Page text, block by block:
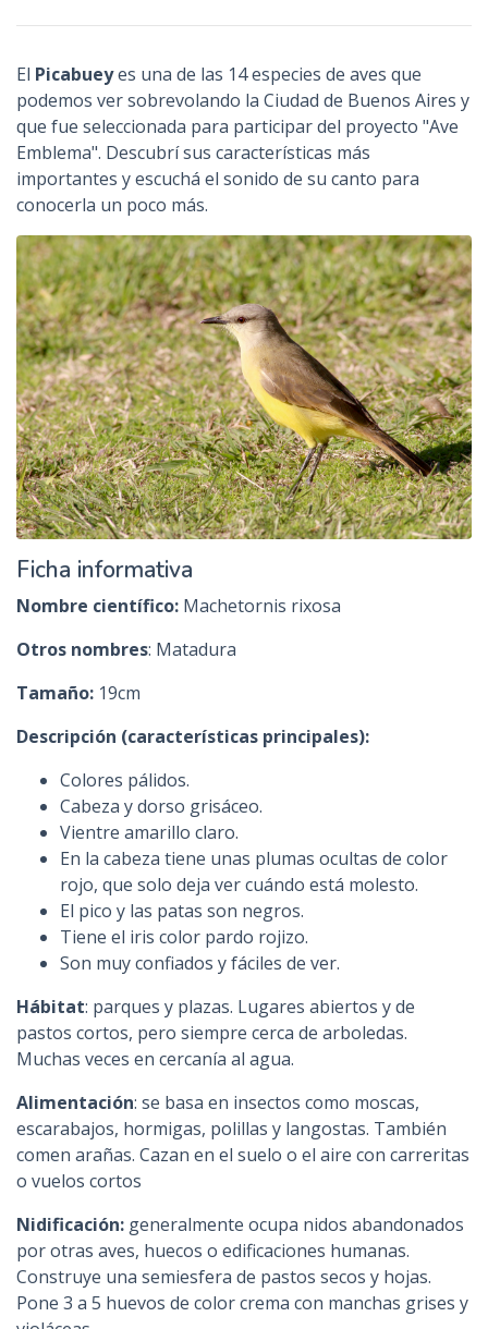
El Picabueyes una de las 14 especies de aves que
podemos ver sobrevolando la Ciudad de Buenos Aires y
que fue seleccionada para participar del proyecto "Ave
Emblema". Descubrí sus características más
importantes y escuchá el sonido de su canto para
conocerla un poco más.
Ficha informativa
Nombre científico: Machetornis rixosa
Otros nombres: Matadura
Tamaño: 19cm
Descripción (características principales):
Colores pálidos.
Cabeza y dorso grisáceo.
Vientre amarillo claro.
En la cabeza tiene unas plumas ocultas de color
rojo, que solo deja ver cuándo está molesto.
El pico y las patas son negros.
Tiene el iris color pardo rojizo.
Son muy confiados y fáciles de ver.
Hábitat: parques y plazas. Lugares abiertos y de
pastos cortos, pero siempre cerca de arboledas.
Muchas veces en cercanía al agua.
Alimentación: se basa en insectos como moscas,
escarabajos, hormigas, polillas y langostas. También
comen arañas. Cazan en el suelo o el aire con carreritas
o vuelos cortos
Nidificación: generalmente ocupa nidos abandonados
por otras aves, huecos o edificaciones humanas.
Construye una semiesfera de pastos secos y hojas.
Pone 3 a 5 huevos de color crema con manchas grises y